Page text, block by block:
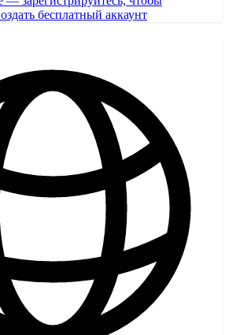
бесплатный аккаунт